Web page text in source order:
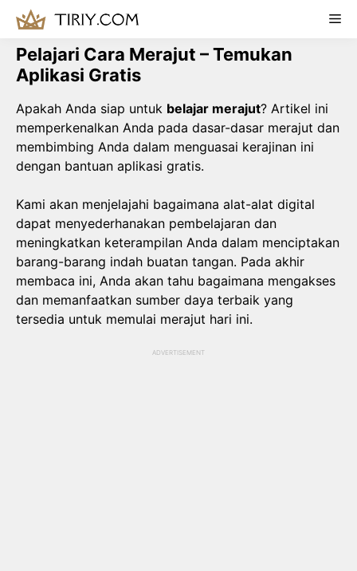
content
Pelajari Cara Merajut – Temukan
Aplikasi Gratis
Apakah Anda siap untuk belajar merajut? Artikel ini
memperkenalkan Anda pada dasar-dasar merajut dan
membimbing Anda dalam menguasai kerajinan ini
dengan bantuan aplikasi gratis.
Kami akan menjelajahi bagaimana alat-alat digital
dapat menyederhanakan pembelajaran dan
meningkatkan keterampilan Anda dalam menciptakan
barang-barang indah buatan tangan. Pada akhir
membaca ini, Anda akan tahu bagaimana mengakses
dan memanfaatkan sumber daya terbaik yang
tersedia untuk memulai merajut hari ini.
ADVERTISEMENT